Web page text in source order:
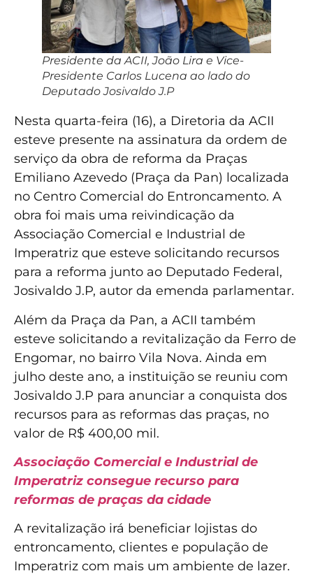
Presidente da ACII, João Lira e Vice-
Presidente Carlos Lucena ao lado do
Deputado Josivaldo J.P
Nesta quarta-feira (16), a Diretoria da ACII
esteve presente na assinatura da ordem de
serviço da obra de reforma da Praças
Emiliano Azevedo (Praça da Pan) localizada
no Centro Comercial do Entroncamento. A
obra foi mais uma reivindicação da
Associação Comercial e Industrial de
Imperatriz que esteve solicitando recursos
para a reforma junto ao Deputado Federal,
Josivaldo J.P, autor da emenda parlamentar.
Além da Praça da Pan, a ACII também
esteve solicitando a revitalização da Ferro de
Engomar, no bairro Vila Nova. Ainda em
julho deste ano, a instituição se reuniu com
Josivaldo J.P para anunciar a conquista dos
recursos para as reformas das praças, no
valor de R$ 400,00 mil.
Associação Comercial e Industrial de
Imperatriz consegue recurso para
reformas de praças da cidade
A revitalização irá beneficiar lojistas do
entroncamento, clientes e população de
Imperatriz com mais um ambiente de lazer.